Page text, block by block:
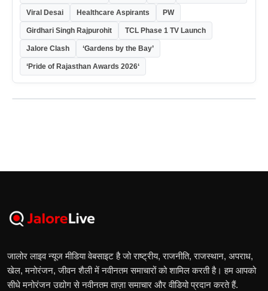
Viral Desai Healthcare Aspirants PW
Girdhari Singh Rajpurohit TCL Phase 1 TV Launch
Jalore Clash ‘Gardens by the Bay’
‘Pride of Rajasthan Awards 2026‘
जालोर लाइव न्यूज मीडिया वेबसाइट है जो राष्ट्रीय, राजनीति, राजस्थान, अपराध,
खेल, मनोरंजन, जीवन शैली में नवीनतम समाचारों को शामिल करती है। हम आपको
सीधे मनोरंजन उद्योग से नवीनतम ताज़ा समाचार और वीडियो प्रदान करते हैं.